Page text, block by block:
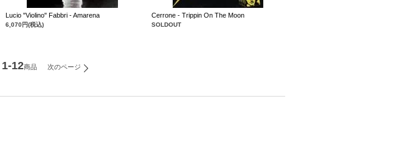
Lucio "Violino" Fabbri - Amarena
6,070円(税込)
Cerrone - Trippin On The Moon
SOLDOUT
1-12商品 次のページ